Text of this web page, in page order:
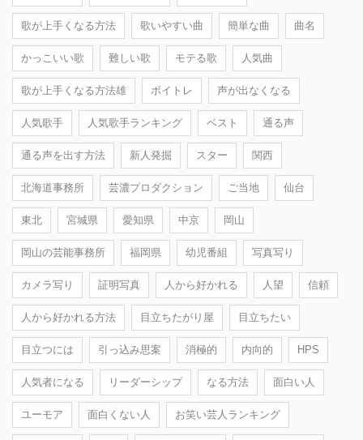
歌が上手くなる方法 歌いやすい曲 簡単な曲 曲名
かっこいい歌 難しい歌 モテる歌 人気曲
歌が上手くなる方法雄 ボイトレ 声が出なくなる
人気歌手 人気歌手ランキング ベスト 通る声
通る声を出す方法 新人発掘 スター 関西
北海道事務所 芸濃プロダクション ご当地 仙台
東北 宮城県 愛知県 中京 岡山
岡山の芸能事務所 福岡県 幼児番組 写真写り
カメラ写り 証明写真 人から好かれる 人望 信頼
人から好かれる方法 目立ちたがり屋 目立ちたい
目立つには 引っ込み思案 消極的 内向的 HPS
人気者になる リーダーシップ なる方法 面白い人
ユーモア 面白くない人 お笑い芸人ランキング